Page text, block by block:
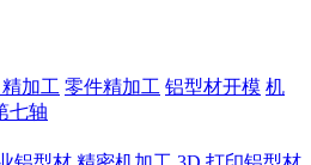
加工 零件精加工 铝型材开模 机
七轴